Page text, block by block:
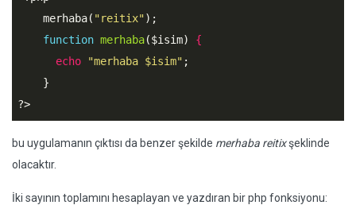
    merhaba(
"reitix");
function merhaba($isim)
{
echo
"merhaba $isim" ;
?>
bu uygulamanın çıktısı da benzer şekilde merhaba reitixşeklinde
olacaktır.
İki sayının toplamını hesaplayan ve yazdıran bir php fonksiyonu: